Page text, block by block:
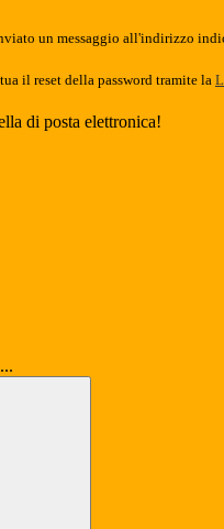
un messaggio all'indirizzo
il reset della password tramite la
di posta elettronica!